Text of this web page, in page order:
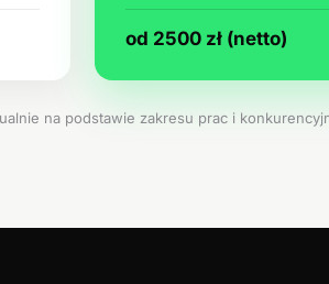
od 2500 zł (netto)
na podstawie zakresu prac i